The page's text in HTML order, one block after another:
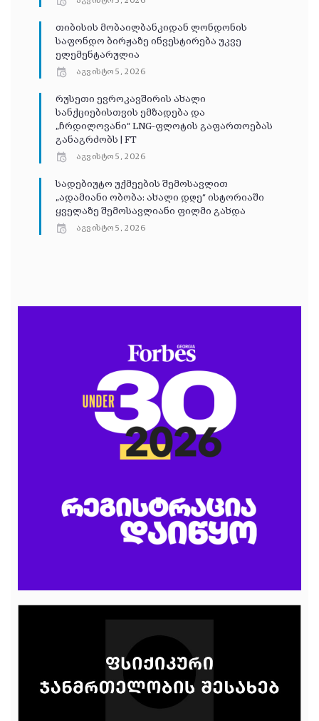
თიბისის მობაილბანკიდან ლონდონის
საფონდო ბირჟაზე ინვესტირება უკვე
ელემენტარულია
აგვისტო 5, 2026
რუსეთი ევროკავშირის ახალი
სანქციებისთვის ემზადება და
„ჩრდილოვანი“ LNG-ფლოტის გაფართოებას
განაგრძობს | FT
აგვისტო 5, 2026
სადებიუტო უქმეების შემოსავლით
„ადამიანი ობობა: ახალი დღე“ ისტორიაში
ყველაზე შემოსავლიანი ფილმი გახდა
აგვისტო 5, 2026